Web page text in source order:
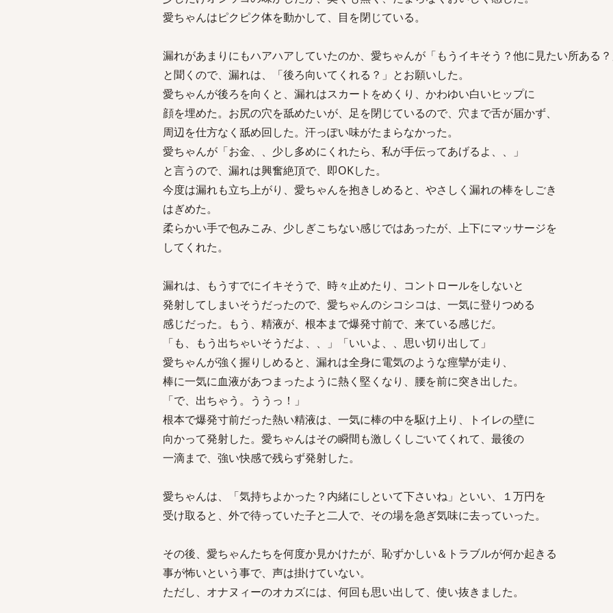
愛ちゃんはピクピク体を動かして、目を閉じている。
漏れがあまりにもハアハアしていたのか、愛ちゃんが「もうイキそう？他に見たい所ある
と聞くので、漏れは、「後ろ向いてくれる？」とお願いした。
愛ちゃんが後ろを向くと、漏れはスカートをめくり、かわゆい白いヒップに
顔を埋めた。お尻の穴を舐めたいが、足を閉じているので、穴まで舌が届かず、
周辺を仕方なく舐め回した。汗っぽい味がたまらなかった。
愛ちゃんが「お金、、少し多めにくれたら、私が手伝ってあげるよ、、」
と言うので、漏れは興奮絶頂で、即OKした。
今度は漏れも立ち上がり、愛ちゃんを抱きしめると、やさしく漏れの棒をしごき
はぎめた。
柔らかい手で包みこみ、少しぎこちない感じではあったが、上下にマッサージを
してくれた。
漏れは、もうすでにイキそうで、時々止めたり、コントロールをしないと
発射してしまいそうだったので、愛ちゃんのシコシコは、一気に登りつめる
感じだった。もう、精液が、根本まで爆発寸前で、来ている感じだ。
「も、もう出ちゃいそうだよ、、」「いいよ、、思い切り出して」
愛ちゃんが強く握りしめると、漏れは全身に電気のような痙攣が走り、
棒に一気に血液があつまったように熱く堅くなり、腰を前に突き出した。
「で、出ちゃう。ううっ！」
根本で爆発寸前だった熱い精液は、一気に棒の中を駆け上り、トイレの壁に
向かって発射した。愛ちゃんはその瞬間も激しくしごいてくれて、最後の
一滴まで、強い快感で残らず発射した。
愛ちゃんは、「気持ちよかった？内緒にしといて下さいね」といい、１万円を
受け取ると、外で待っていた子と二人で、その場を急ぎ気味に去っていった。
その後、愛ちゃんたちを何度か見かけたが、恥ずかしい＆トラブルが何か起きる
事が怖いという事で、声は掛けていない。
ただし、オナヌィーのオカズには、何回も思い出して、使い抜きました。